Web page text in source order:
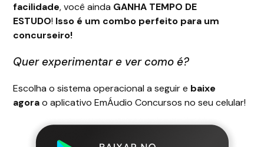
facilidade, você ainda GANHA TEMPO DE
ESTUDO! Isso é um combo perfeito para um
concurseiro!
Quer experimentar e ver como é?
Escolha o sistema operacional a seguir e baixe
agorao aplicativo EmÁudio Concursos no seu celular!